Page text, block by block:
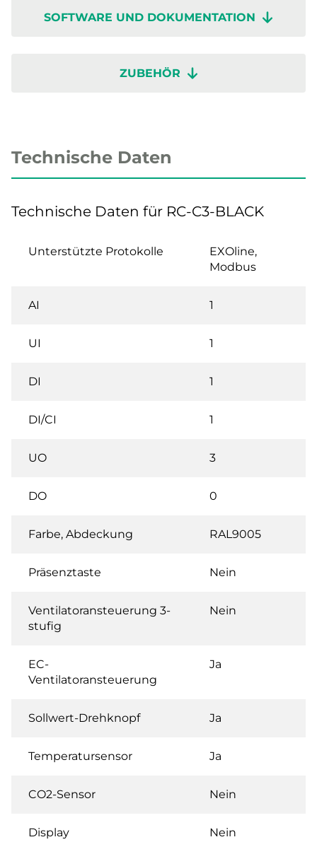
SOFTWARE UND DOKUMENTATION
ZUBEHÖR
Technische Daten
Technische Daten für RC-C3-BLACK
Unterstützte Protokolle
EXOline,
Modbus
AI 1
UI 1
DI 1
DI/CI 1
UO 3
DO 0
Farbe, Abdeckung RAL9005
Präsenztaste Nein
Ventilatoransteuerung 3-
stufig
Nein
EC-
Ventilatoransteuerung
Ja
Sollwert-Drehknopf Ja
Temperatursensor Ja
CO2-Sensor Nein
Display Nein